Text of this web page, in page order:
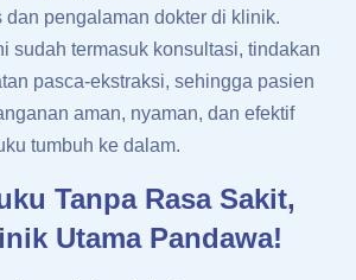
dan pengalaman dokter di klinik.
sudah termasuk konsultasi, tindakan
pasca-ekstraksi, sehingga pasien
aman, nyaman, dan efektif
tumbuh ke dalam.
Tanpa Rasa Sakit,
Utama Pandawa!